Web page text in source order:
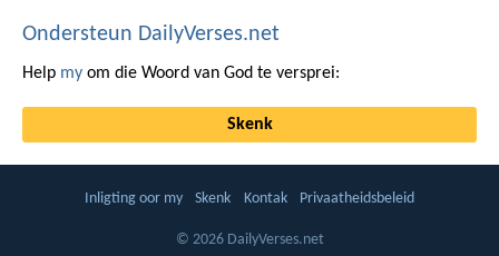
Ondersteun DailyVerses.net
Help my om die Woord van God te versprei:
Skenk
Inligting oor my Skenk Kontak Privaatheidsbeleid
© 2026 DailyVerses.net